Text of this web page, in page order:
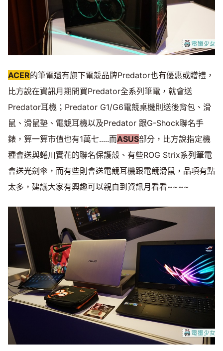
ACER的筆電還有旗下電競品牌Predator也有優惠或贈禮，
比方說在資訊月期間買Predator全系列筆電，就會送
Predator耳機；Predator G1/G6電競桌機則送後背包、滑
鼠、滑鼠墊、電競耳機以及Predator 跟G-Shock聯名手
錶，算一算市值也有1萬七.....而ASUS部分，比方說指定機
種會送與蜷川實花的聯名保護殼、有些ROG Strix系列筆電
會送光劍傘，而有些則會送電競耳機跟電競滑鼠，品項有點
太多，建議大家有興趣可以親自到資訊月看看~~~~